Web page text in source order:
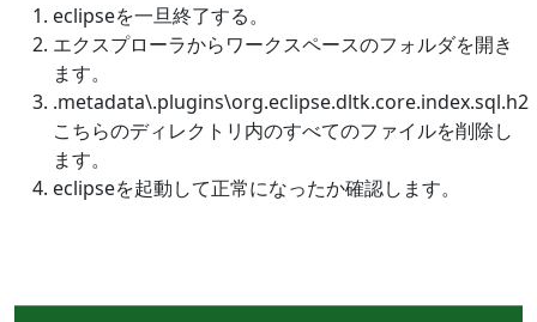
eclipseを一旦終了する。
エクスプローラからワークスペースのフォルダを開き
ます。
.metadata\.plugins\org.eclipse.dltk.core.index.sql.h2
こちらのディレクトリ内のすべてのファイルを削除し
ます。
eclipseを起動して正常になったか確認します。